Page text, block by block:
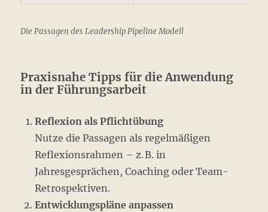
Die Passagen des Leadership Pipeline Modell
Praxisnahe Tipps für die Anwendung
in der Führungsarbeit
Reflexion als Pflichtübung
Nutze die Passagen als regelmäßigen
Reflexionsrahmen – z. B. in
Jahresgesprächen, Coaching oder Team-
Retrospektiven.
Entwicklungspläne anpassen